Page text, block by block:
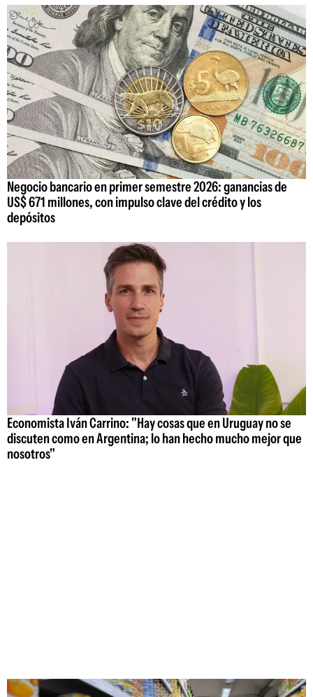
Negocio bancario en primer semestre 2026: ganancias de
US$ 671 millones, con impulso clave del crédito y los
depósitos
Economista Iván Carrino: "Hay cosas que en Uruguay no se
discuten como en Argentina; lo han hecho mucho mejor que
nosotros"